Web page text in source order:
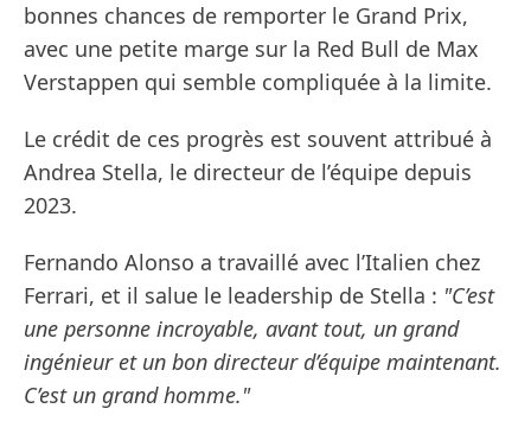
bonnes chances de remporter le Grand Prix,
avec une petite marge sur la Red Bull de Max
Verstappen qui semble compliquée à la limite.
Le crédit de ces progrès est souvent attribué à
Andrea Stella, le directeur de l’équipe depuis
2023.
Fernando Alonso a travaillé avec l’Italien chez
Ferrari, et il salue le leadership de Stella : "C’est
une personne incroyable, avant tout, un grand
ingénieur et un bon directeur d’équipe maintenant.
C’est un grand homme."